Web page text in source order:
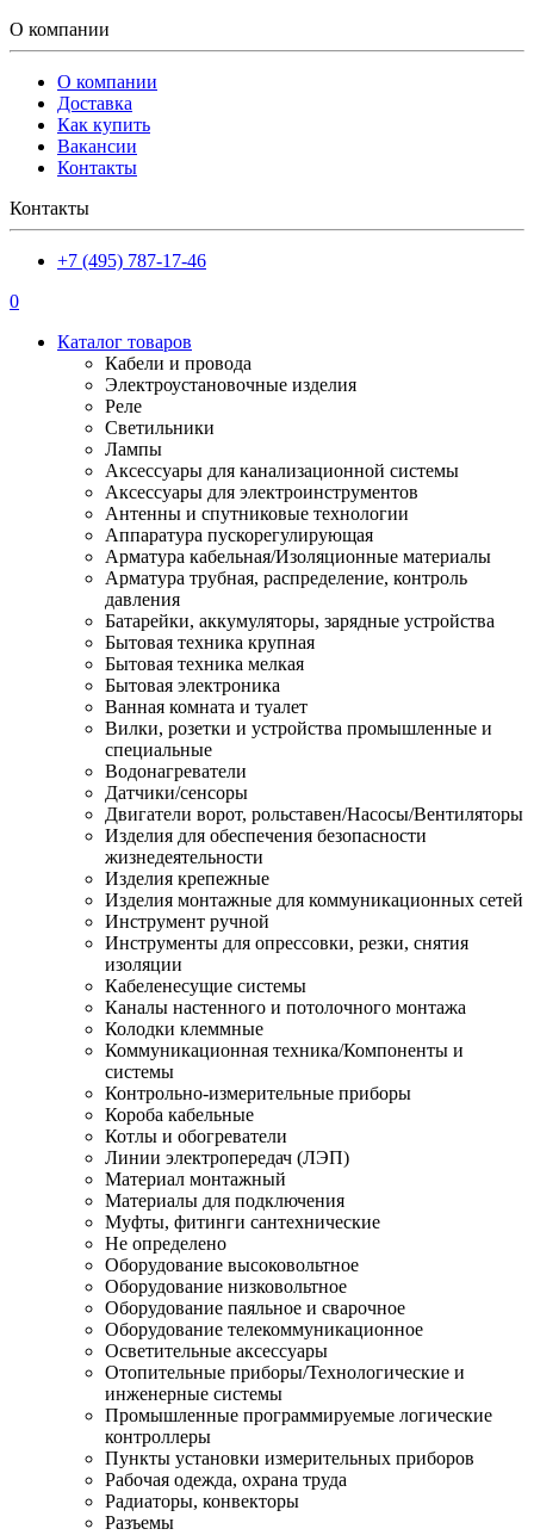
О компании
О компании
Доставка
Как купить
Вакансии
Контакты
Контакты
+7 (495) 787-17-46
0
Каталог товаров
Кабели и провода
Электроустановочные изделия
Реле
Светильники
Лампы
Аксессуары для канализационной системы
Аксессуары для электроинструментов
Антенны и спутниковые технологии
Аппаратура пускорегулирующая
Арматура кабельная/Изоляционные материалы
Арматура трубная, распределение, контроль
давления
Батарейки, аккумуляторы, зарядные устройства
Бытовая техника крупная
Бытовая техника мелкая
Бытовая электроника
Ванная комната и туалет
Вилки, розетки и устройства промышленные и
специальные
Водонагреватели
Датчики/сенсоры
Двигатели ворот, рольставен/Насосы/Вентиляторы
Изделия для обеспечения безопасности
жизнедеятельности
Изделия крепежные
Изделия монтажные для коммуникационных сетей
Инструмент ручной
Инструменты для опрессовки, резки, снятия
изоляции
Кабеленесущие системы
Каналы настенного и потолочного монтажа
Колодки клеммные
Коммуникационная техника/Компоненты и
системы
Контрольно-измерительные приборы
Короба кабельные
Котлы и обогреватели
Линии электропередач (ЛЭП)
Материал монтажный
Материалы для подключения
Муфты, фитинги сантехнические
Не определено
Оборудование высоковольтное
Оборудование низковольтное
Оборудование паяльное и сварочное
Оборудование телекоммуникационное
Осветительные аксессуары
Отопительные приборы/Технологические и
инженерные системы
Промышленные программируемые логические
контроллеры
Пункты установки измерительных приборов
Рабочая одежда, охрана труда
Радиаторы, конвекторы
Разъемы